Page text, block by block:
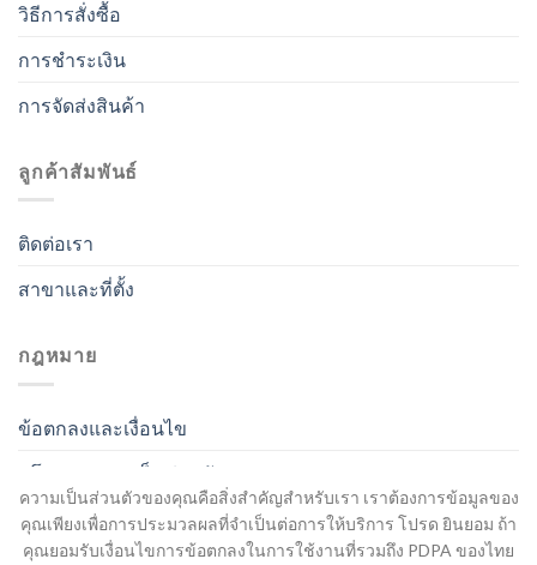
ความเป็นส่วนตัวของคุณคือสิ่งสำคัญสำหรับเรา เราต้องการข้อมูลของ
คุณเพียงเพื่อการประมวลผลที่จำเป็นต่อการให้บริการ โปรด ยินยอม ถ้า
คุณยอมรับเงื่อนไขการข้อตกลงในการใช้งานที่รวมถึง PDPA ของไทย
วิธีการสั่งซื้อ
การชำระเงิน
การจัดส่งสินค้า
ลูกค้าสัมพันธ์
ติดต่อเรา
สาขาและที่ตั้ง
กฎหมาย
ข้อตกลงและเงื่อนไข
นโยบายความเป็นส่วนตัว